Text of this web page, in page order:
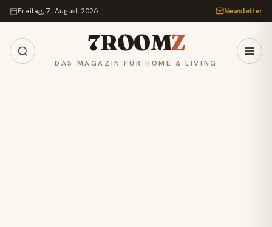
Zum Inhalt springen
Freitag, 7. August 2026 Newsletter
7ROOMZ
DAS MAGAZIN FÜR HOME & LIVING